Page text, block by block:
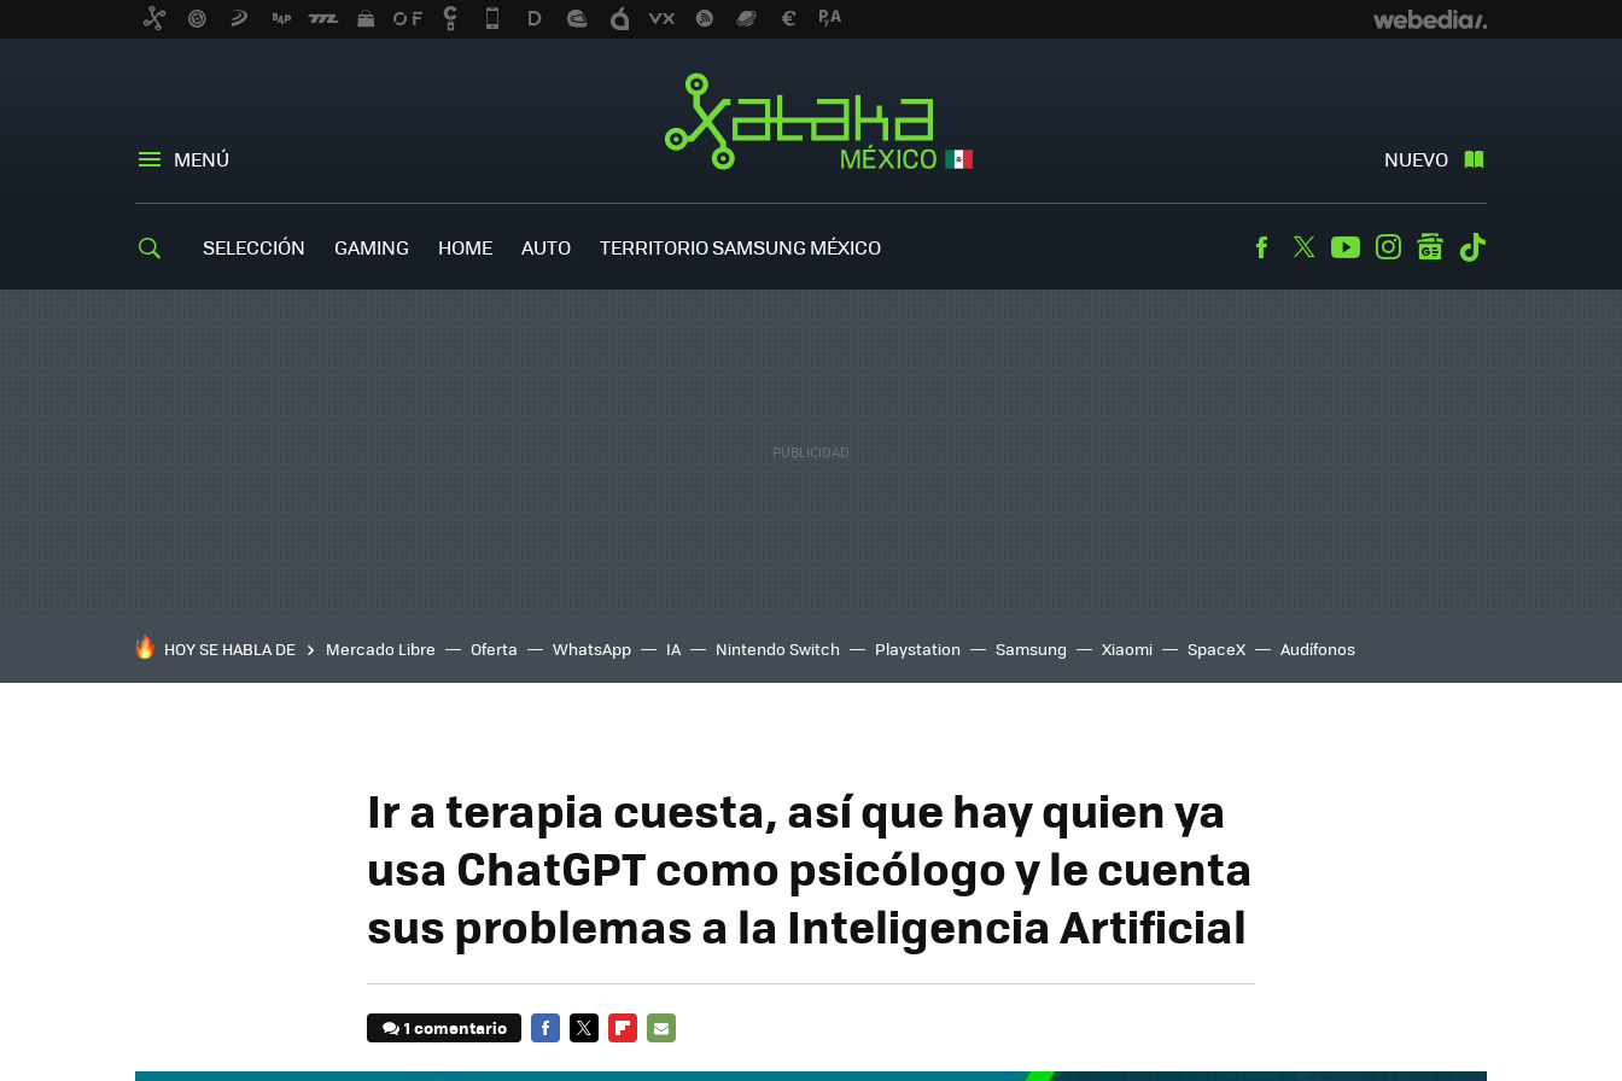
MENÚ NUEVO
SELECCIÓN GAMING HOME AUTO TERRITORIO SAMSUNG MÉXICO Facebook
TwitterYoutubeInstagramgooglenews
HOY SE HABLA DE Mercado Libre Oferta WhatsApp IA Nintendo Switch Playstation Samsung Xiaomi SpaceX Audífonos
Ir a terapia cuesta, así que hay quien ya
usa ChatGPT como psicólogo y le cuenta
sus problemas a la Inteligencia Artificial
1 comentario